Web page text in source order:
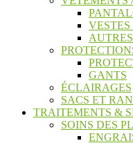
GANTS
ÉCLAIRAGES
SACS ET
TRAITEMENTS &
SOINS DES